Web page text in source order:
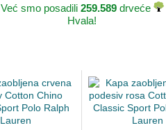
Već smo posadili 259.589drveće
Hvala!